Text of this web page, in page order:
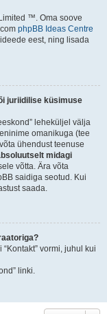
™. Oma soove
phpBB Ideas Centre
eest, ning lisada
juriidilise küsimuse
leheküljel välja
omanikuga (tee
ühendust teenuse
midagi
võtta. Ära võta
saidiga seotud. Kui
saada.
vormi, juhul kui
linki.